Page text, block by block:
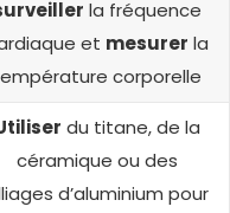
la fréquence
et mesurer la
corporelle
du titane, de la
céramique ou des
d’aluminium pour